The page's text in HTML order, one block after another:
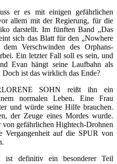
er es mit einigen gefährlichen
allem mit der Regierung, für die
darstellt. Im fünften Band „Das
sich das Blatt für den „Nowhere
Verschwinden des Orphans-
Ein letzter Fall soll es sein, und
Evan hängt seine Laufbahn als
ist das wirklich das Ende?
SOHN reißt ihn ein
normalen Leben. Eine Frau
und würde seine Hilfe brauchen.
der Zeuge eines Mordes wurde.
gefährlichen Hightech-Drohnen
auf die SPUR von
definitiv ein besonderer Teil